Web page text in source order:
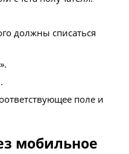
должны списаться
поле и
мобильное